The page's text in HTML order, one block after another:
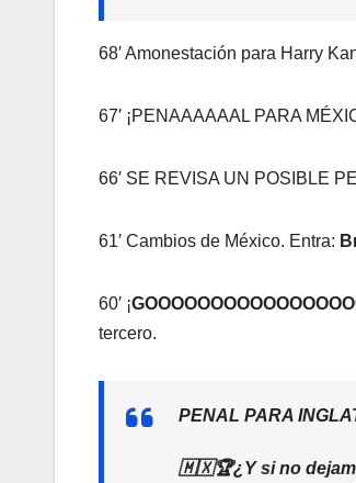
68′ Amonestación para Harry
67′ ¡PENAAAAAAL PARA
66′ SE REVISA UN POSIBLE
61′ Cambios de México. Entra:
60′ ¡
tercero.
PENAL PARA
🇲🇽🏆¿Y si no